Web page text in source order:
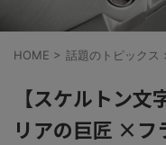
HOME > 話題のトピックス
【スケルトン
リアの巨匠 ×フ